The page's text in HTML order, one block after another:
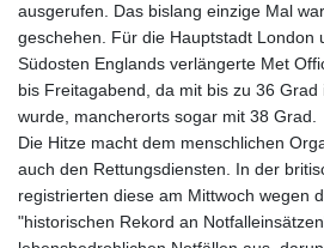
ausgerufen. Das bislang einzige Mal
geschehen. Für die Hauptstadt London
Südosten Englands verlängerte Met
bis Freitagabend, da mit bis zu 36
wurde, mancherorts sogar mit 38 Grad.
Die Hitze macht dem menschlichen
auch den Rettungsdiensten. In der
registrierten diese am Mittwoch wegen
"historischen Rekord an